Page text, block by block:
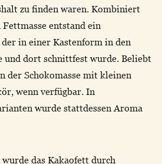
zu finden waren. Kombiniert
entstand ein
in einer Kastenform in den
und dort schnittfest wurde. Beliebt
der Schokomasse mit kleinen
wenn verfügbar. In
wurde stattdessen Aroma
das Kakaofett durch